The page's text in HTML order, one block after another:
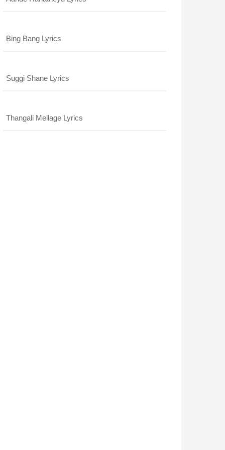
Bing Bang Lyrics
Suggi Shane Lyrics
Thangali Mellage Lyrics